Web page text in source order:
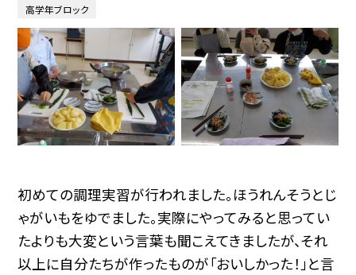
高学年ブロック
初めての調理実習が行われました。ほうれんそうとじ
ゃがいもをゆでました。実際にやってみると思ってい
たよりも大変という言葉も聞こえてきましたが、それ
以上に自分たちが作ったものが「おいしかった！」と言